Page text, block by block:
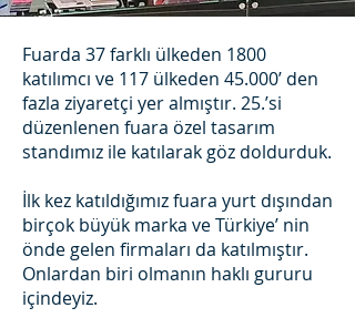
Fuarda 37 farklı ülkeden 1800
katılımcı ve 117 ülkeden 45.000’ den
fazla ziyaretçi yer almıştır. 25.’si
düzenlenen fuara özel tasarım
standımız ile katılarak göz doldurduk.
İlk kez katıldığımız fuara yurt dışından
birçok büyük marka ve Türkiye’ nin
önde gelen firmaları da katılmıştır.
Onlardan biri olmanın haklı gururu
içindeyiz.